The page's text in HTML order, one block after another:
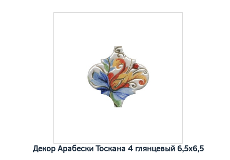
Декор Арабески Тоскана 4 глянцевый 6,5x6,5